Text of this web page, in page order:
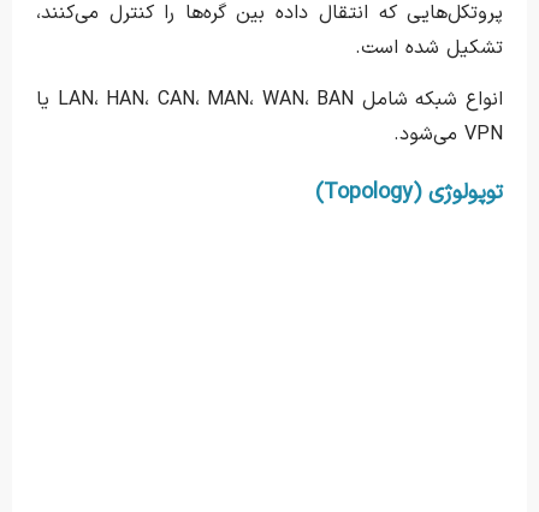
پروتکل‌هایی که انتقال داده بین گره‌ها را کنترل می‌کنند،
تشکیل شده است.
انواع شبکه شامل LAN، HAN، CAN، MAN، WAN، BAN یا
VPN می‌شود.
توپولوژی (Topology)